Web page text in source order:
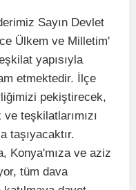
Sayın Devlet
Ülkem ve Milletim'
yapısıyla
etmektedir. İlçe
pekiştirecek,
teşkilatlarımızı
taşıyacaktır.
Konya'mıza ve aziz
tüm dava